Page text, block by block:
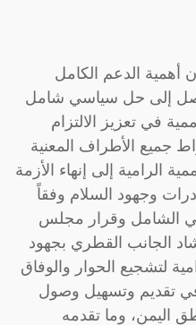
أهمية الدعم الكامل
إلى حل سياسي شامل
في تعزيز الالتزام
جميع الأطراف المعنية
الرامية إلى إنهاء الأزمة
وجهود السلام وفقاً
الشامل وقرار مجلس
رقم (2216). وأشاد الجانب القطري بجهود
لتشجيع الحوار والوفاق
في تقديم وتسهيل وصول
اليمن، وما تقدمه